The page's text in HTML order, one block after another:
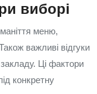
виборі
меню,
важливі відгуки
Ці фактори
конкретну